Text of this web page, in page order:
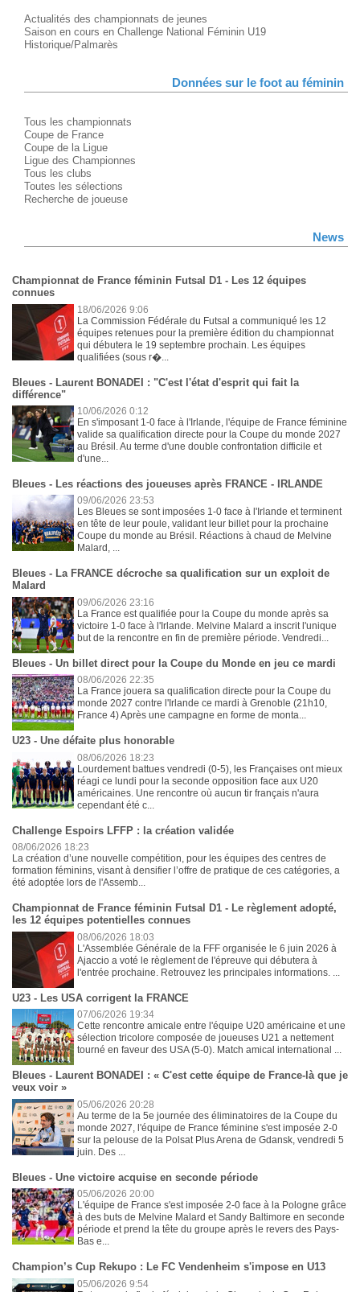
Actualités des championnats de jeunes
Saison en cours en Challenge National Féminin U19
Historique/Palmarès
Données sur le foot au féminin
Tous les championnats
Coupe de France
Coupe de la Ligue
Ligue des Championnes
Tous les clubs
Toutes les sélections
Recherche de joueuse
News
Championnat de France féminin Futsal D1 - Les 12 équipes
connues
18/06/2026 9:06
La Commission Fédérale du Futsal a communiqué les 12
équipes retenues pour la première édition du championnat
qui débutera le 19 septembre prochain. Les équipes
qualifiées (sous r�...
Bleues - Laurent BONADEI : "C'est l'état d'esprit qui fait la
différence"
10/06/2026 0:12
En s'imposant 1-0 face à l'Irlande, l'équipe de France féminine
valide sa qualification directe pour la Coupe du monde 2027
au Brésil. Au terme d'une double confrontation difficile et
d'une...
Bleues - Les réactions des joueuses après FRANCE - IRLANDE
09/06/2026 23:53
Les Bleues se sont imposées 1-0 face à l'Irlande et terminent
en tête de leur poule, validant leur billet pour la prochaine
Coupe du monde au Brésil. Réactions à chaud de Melvine
Malard, ...
Bleues - La FRANCE décroche sa qualification sur un exploit de
Malard
09/06/2026 23:16
La France est qualifiée pour la Coupe du monde après sa
victoire 1-0 face à l'Irlande. Melvine Malard a inscrit l'unique
but de la rencontre en fin de première période. Vendredi...
Bleues - Un billet direct pour la Coupe du Monde en jeu ce mardi
08/06/2026 22:35
La France jouera sa qualification directe pour la Coupe du
monde 2027 contre l'Irlande ce mardi à Grenoble (21h10,
France 4) Après une campagne en forme de monta...
U23 - Une défaite plus honorable
08/06/2026 18:23
Lourdement battues vendredi (0-5), les Françaises ont mieux
réagi ce lundi pour la seconde opposition face aux U20
américaines. Une rencontre où aucun tir français n'aura
cependant été c...
Challenge Espoirs LFFP : la création validée
08/06/2026 18:23
La création d’une nouvelle compétition, pour les équipes des centres de
formation féminins, visant à densifier l’offre de pratique de ces catégories, a
été adoptée lors de l'Assemb...
Championnat de France féminin Futsal D1 - Le règlement adopté,
les 12 équipes potentielles connues
08/06/2026 18:03
L'Assemblée Générale de la FFF organisée le 6 juin 2026 à
Ajaccio a voté le règlement de l'épreuve qui débutera à
l'entrée prochaine. Retrouvez les principales informations. ...
U23 - Les USA corrigent la FRANCE
07/06/2026 19:34
Cette rencontre amicale entre l'équipe U20 américaine et une
sélection tricolore composée de joueuses U21 a nettement
tourné en faveur des USA (5-0). Match amical international ...
Bleues - Laurent BONADEI : « C'est cette équipe de France-là que je
veux voir »
05/06/2026 20:28
Au terme de la 5e journée des éliminatoires de la Coupe du
monde 2027, l'équipe de France féminine s'est imposée 2-0
sur la pelouse de la Polsat Plus Arena de Gdansk, vendredi 5
juin. Des ...
Bleues - Une victoire acquise en seconde période
05/06/2026 20:00
L'équipe de France s'est imposée 2-0 face à la Pologne grâce
à des buts de Melvine Malard et Sandy Baltimore en seconde
période et prend la tête du groupe après le revers des Pays-
Bas e...
Champion’s Cup Rekupo : Le FC Vendenheim s'impose en U13
05/06/2026 9:54